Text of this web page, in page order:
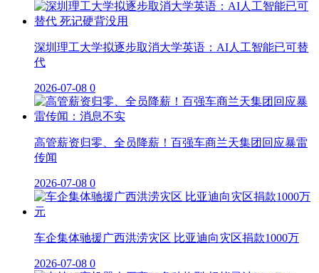
深圳理工大学拟逐步取消大学英语：AI人工智能已可替
代
2026-07-08 0
高管薪资归零、全员降薪！百强车商兰天集团回应暴雷
传闻
2026-07-08 0
车企集体驰援广西洪涝灾区 比亚迪向灾区捐款1000万
2026-07-08 0